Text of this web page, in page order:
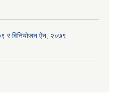
र विनियोजन ऐन, २०७९